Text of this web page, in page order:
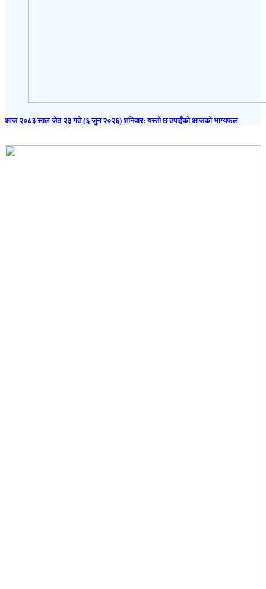
आज २०८३ साल जेठ २३ गते (६ जुन २०२६) शनिवार: यस्तो छ तपाईंको आजको भाग्यफल